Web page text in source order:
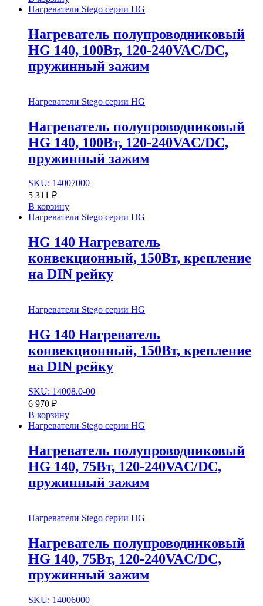
Нагреватели Stego серии HG
Нагреватель полупроводниковый
HG 140, 100Вт, 120-240VAC/DC,
пружинный зажим
Нагреватели Stego серии HG
Нагреватель полупроводниковый
HG 140, 100Вт, 120-240VAC/DC,
пружинный зажим
SKU: 14007000
5 311 ₽
В корзину
Нагреватели Stego серии HG
HG 140 Нагреватель
конвекционный, 150Вт, крепление
на DIN рейку
Нагреватели Stego серии HG
HG 140 Нагреватель
конвекционный, 150Вт, крепление
на DIN рейку
SKU: 14008.0-00
6 970 ₽
В корзину
Нагреватели Stego серии HG
Нагреватель полупроводниковый
HG 140, 75Вт, 120-240VAC/DC,
пружинный зажим
Нагреватели Stego серии HG
Нагреватель полупроводниковый
HG 140, 75Вт, 120-240VAC/DC,
пружинный зажим
SKU: 14006000